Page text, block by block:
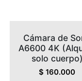
Cámara de
A6600 4K
solo cuerpo)
$ 160.000